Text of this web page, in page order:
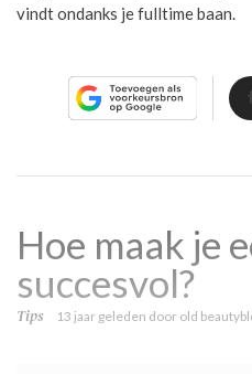
vindt ondanks je fulltime baan.
Hoe maak je
succesvol?
Tips 13 jaar geleden door old